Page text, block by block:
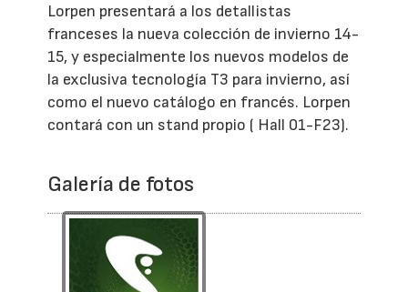
Lorpen presentará a los detallistas
franceses la nueva colección de invierno 14-
15, y especialmente los nuevos modelos de
la exclusiva tecnología T3 para invierno, así
como el nuevo catálogo en francés. Lorpen
contará con un stand propio ( Hall 01-F23).
Galería de fotos